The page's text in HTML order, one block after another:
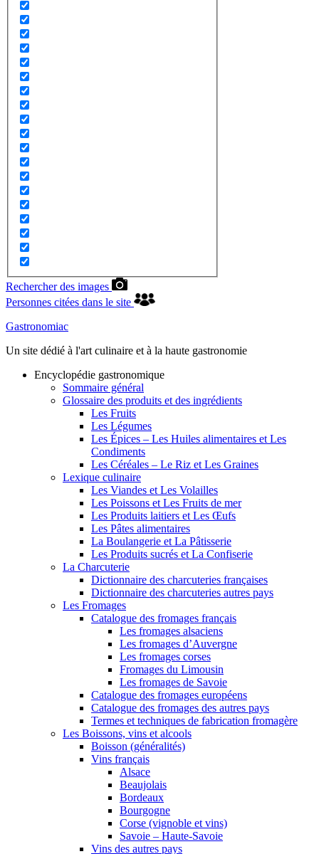
Rechercher des images
Personnes citées dans le site
Gastronomiac
Un site dédié à l'art culinaire et à la haute gastronomie
Encyclopédie gastronomique
Sommaire général
Glossaire des produits et des ingrédients
Les Fruits
Les Légumes
Les Épices – Les Huiles alimentaires et Les
Condiments
Les Céréales – Le Riz et Les Graines
Lexique culinaire
Les Viandes et Les Volailles
Les Poissons et Les Fruits de mer
Les Produits laitiers et Les Œufs
Les Pâtes alimentaires
La Boulangerie et La Pâtisserie
Les Produits sucrés et La Confiserie
La Charcuterie
Dictionnaire des charcuteries françaises
Dictionnaire des charcuteries autres pays
Les Fromages
Catalogue des fromages français
Les fromages alsaciens
Les fromages d’Auvergne
Les fromages corses
Fromages du Limousin
Les fromages de Savoie
Catalogue des fromages européens
Catalogue des fromages des autres pays
Termes et techniques de fabrication fromagère
Les Boissons, vins et alcools
Boisson (généralités)
Vins français
Alsace
Beaujolais
Bordeaux
Bourgogne
Corse (vignoble et vins)
Savoie – Haute-Savoie
Vins des autres pays